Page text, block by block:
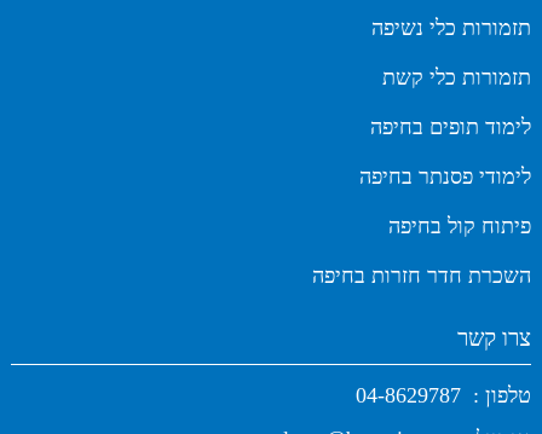
תזמורות כלי נשיפה
תזמורות כלי קשת
לימוד תופים בחיפה
לימודי פסנתר בחיפה
פיתוח קול בחיפה
השכרת חדר חזרות בחיפה
צרו קשר
טלפון : 04-8629787